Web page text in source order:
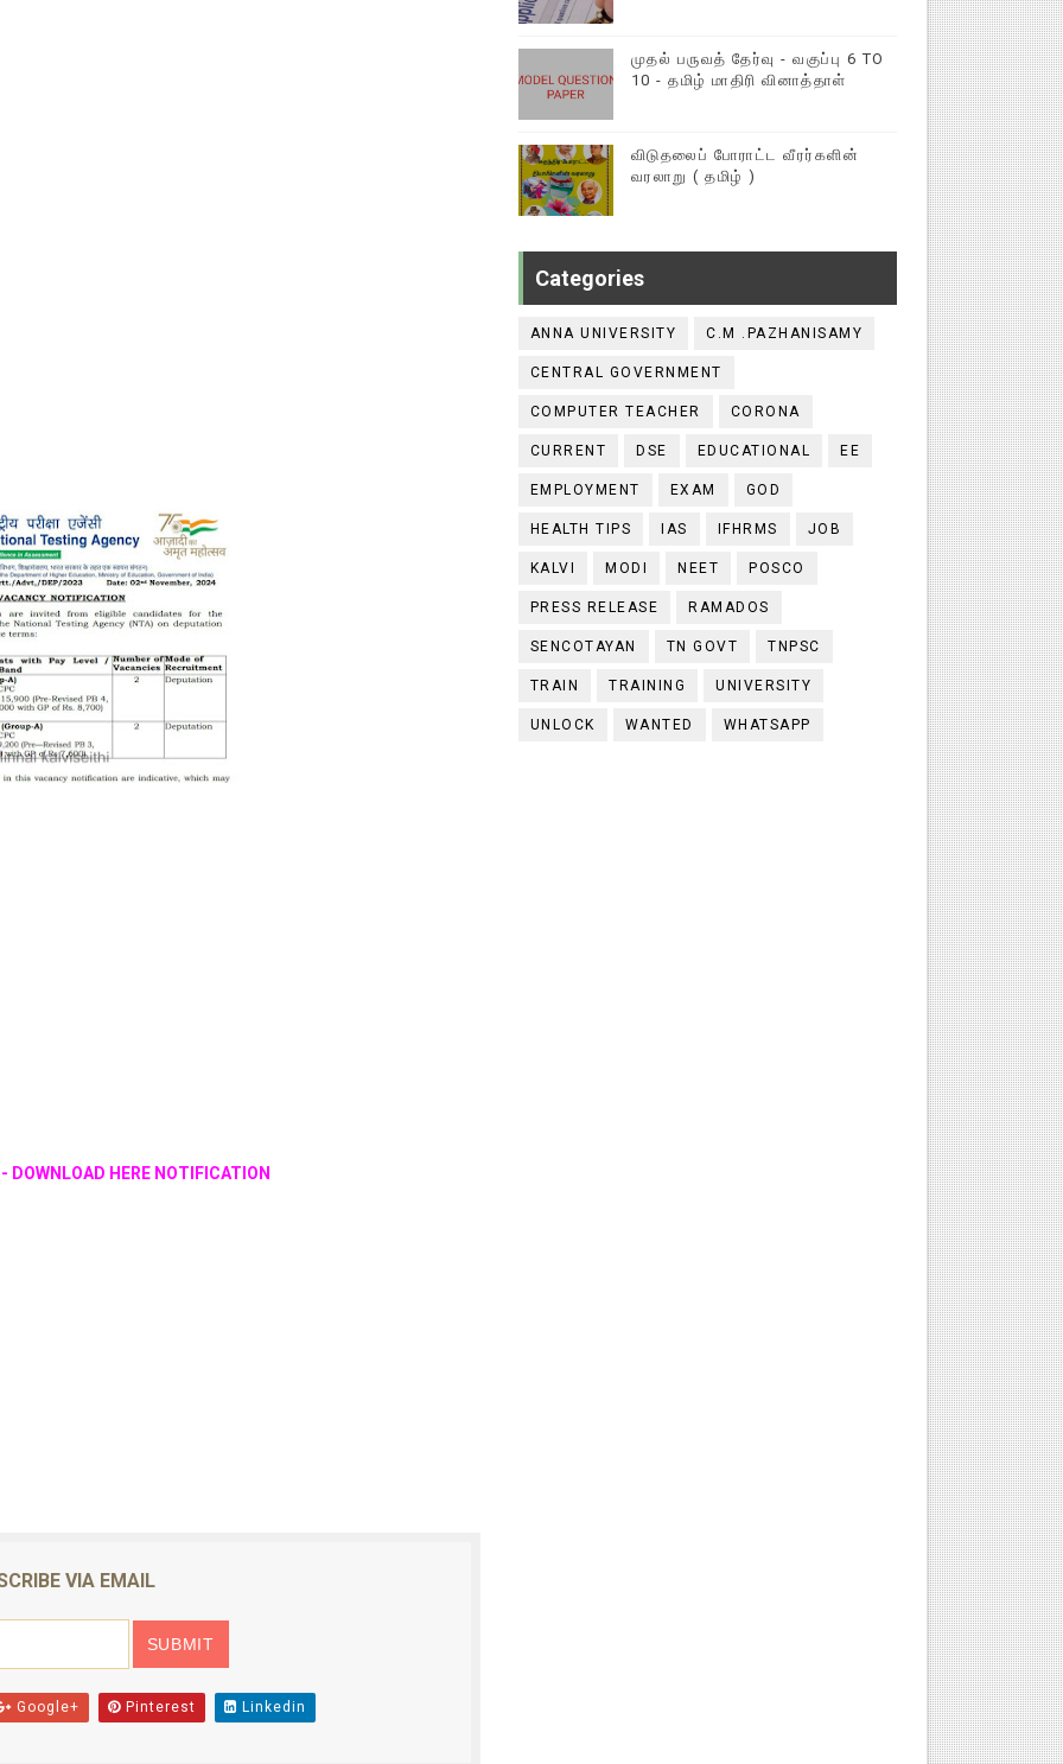
HERE NOTIFICATION
VIA EMAIL
Google+ Pinterest Linkedin
முதல் பருவத் தேர்வு - வகுப்பு 6 TO
10 - தமிழ் மாதிரி வினாத்தாள்
விடுதலைப் போராட்ட வீரர்களின்
வரலாறு ( தமிழ் )
Categories
ANNA UNIVERSITY C.M .PAZHANISAMY
CENTRAL GOVERNMENT
COMPUTER TEACHER CORONA
CURRENT DSE EDUCATIONAL EE
EMPLOYMENT EXAM GOD
HEALTH TIPS IAS IFHRMS JOB
KALVI MODI NEET POSCO
PRESS RELEASE RAMADOS
SENCOTAYAN TN GOVT TNPSC
TRAIN TRAINING UNIVERSITY
UNLOCK WANTED WHATSAPP